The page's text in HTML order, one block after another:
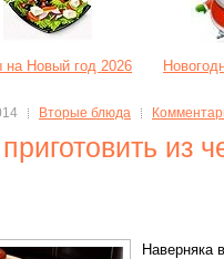
на Новый год 2026
Вторые блюда
из
Наверняка